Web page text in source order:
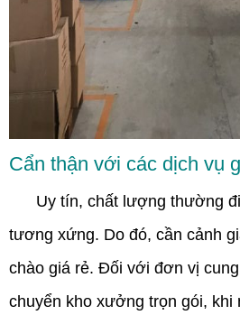
Cẩn thận với các dịch vụ
Uy tín, chất lượng thường
tương xứng. Do đó, cần cảnh
chào giá rẻ. Đối với đơn vị
chuyển kho xưởng trọn gói, khi